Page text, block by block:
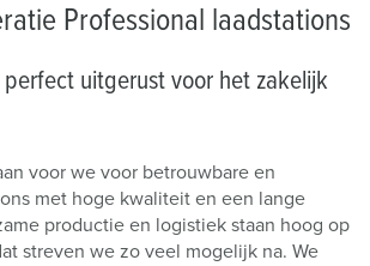
Professional laadstations
uitgerust voor het zakelijk
voor we voor betrouwbare en
met hoge kwaliteit en een lange
productie en logistiek staan hoog op
streven we zo veel mogelijk na. We